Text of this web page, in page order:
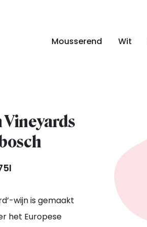
Mousserend Wit
wijn is gemaakt
het Europese